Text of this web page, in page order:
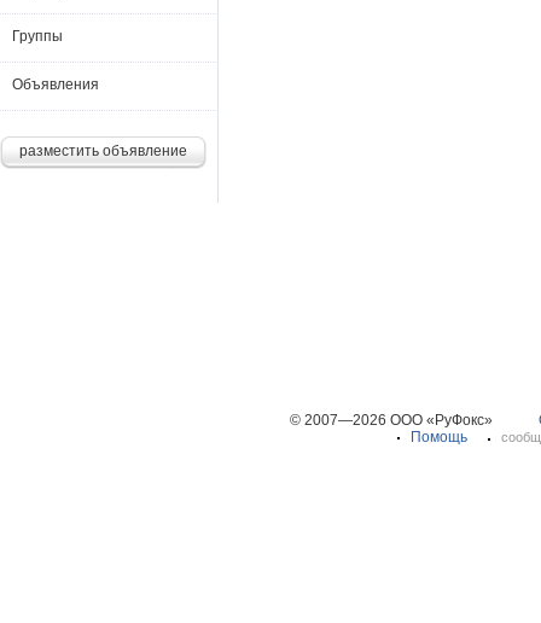
Группы
Объявления
разместить объявление
© 2007—2026 ООО «РуФокс»
Помощь